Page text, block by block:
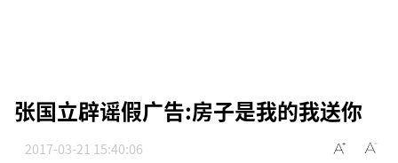
张国立辟谣假广告:房子是我的我送你
2017-03-21 15:40:06